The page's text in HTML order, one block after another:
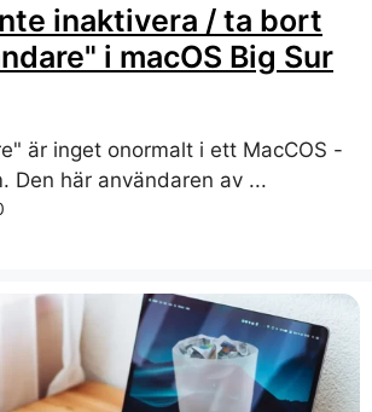
inaktivera / ta bort
i macOS Big Sur
är inget onormalt i ett MacCOS -
Den här användaren av ...